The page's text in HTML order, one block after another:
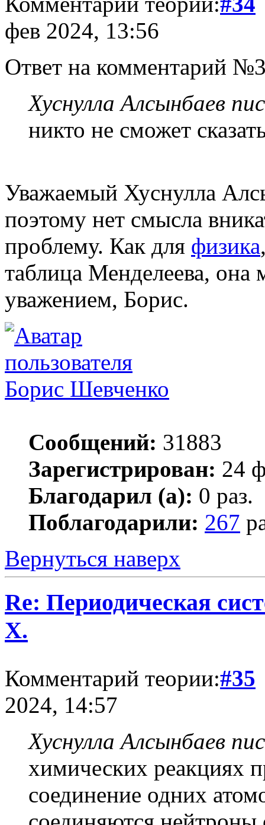
фев 2024, 13:56
Ответ на комментарий
Хуснулла Алсынбаев
никто не сможет
Уважаемый Хуснулла
поэтому нет смысла
проблему. Как для физика
таблица Менделеева, она
уважением, Борис.
Борис Шевченко
Сообщений: 31883
Зарегистрирован: 24
Благодарил (а): 0 раз.
Поблагодарили: 267
Вернуться наверх
Re: Периодическая
Х.
Комментарий теории:#35
2024, 14:57
Хуснулла Алсынбаев
химических реакциях
соединение одних